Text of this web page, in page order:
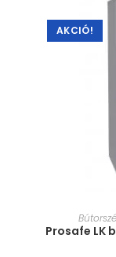
AKCIÓ!
Prosafe LK